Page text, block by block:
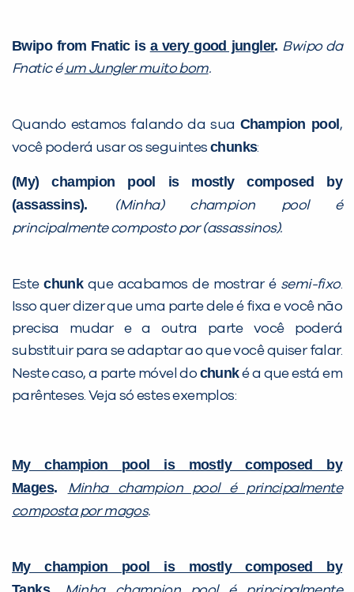
Bwipo from Fnatic is a very good jungler. Bwipo da
Fnatic é um Jungler muito bom.
Quando estamos falando da sua Champion pool,
você poderá usar os seguintes chunks:
(My) champion pool is mostly composed by
(assassins).
(Minha) champion pool é
principalmente composto por (assassinos).
Estechunkque acabamos de mostrar é semi-fixo.
Isso quer dizer que uma parte dele é fixa e você não
precisa mudar e a outra parte você poderá
substituir para se adaptar ao que você quiser falar.
Neste caso, a parte móvel do chunké a que está em
parênteses. Veja só estes exemplos:
My champion pool is mostly composed by
Mages.
Minha champion pool é principalmente
composta por magos.
My champion pool is mostly composed by